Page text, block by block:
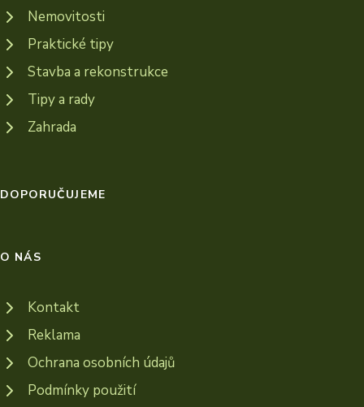
Nemovitosti
Praktické tipy
Stavba a rekonstrukce
Tipy a rady
Zahrada
DOPORUČUJEME
O NÁS
Kontakt
Reklama
Ochrana osobních údajů
Podmínky použití